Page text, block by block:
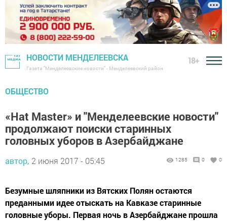
НОВОСТИ МЕНДЕЛЕЕВСКА
Газета "Менделеевские новости" - Менделеевский район
18+
ОБЩЕСТВО
«Hat Master» и "Менделеевские новости"
продолжают поиски старинных
головных уборов в Азербайджане
автор, 2 июня 2017 - 05:45 1285 0 0
Безумные шляпники из Вятских Полян остаются
преданными идее отыскать на Кавказе старинные
головные уборы. Первая ночь в Азербайджане прошла